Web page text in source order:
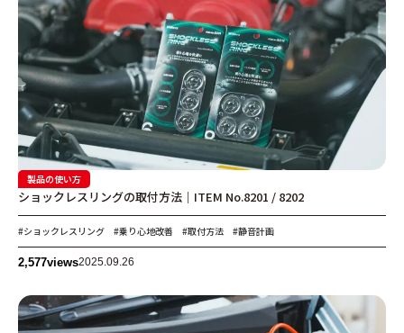
製品の使い方
ショックレスリングの取付方法｜ITEM No.8201 / 8202
#ショックレスリング #乗り心地改善 #取付方法 #静音計画
2,577views2025.09.26